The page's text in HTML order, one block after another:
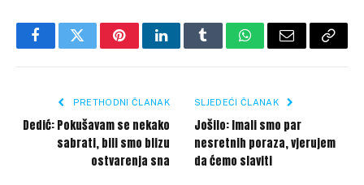
FacebookTwitterPinterestLinkedInTumblrWhatsApp
Email Copy
PRETHODNI ČLANAK
Dedić: Pokušavam se nekako
sabrati, bili smo blizu
ostvarenja sna
SLJEDEĆI ČLANAK
Jošilo: Imali smo par
nesretnih poraza, vjerujem
da ćemo slaviti